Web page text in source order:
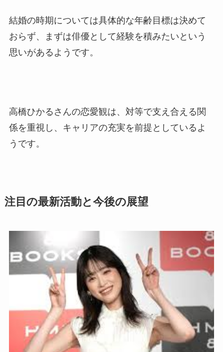
結婚の時期については具体的な年齢目標は決めて
おらず、まずは俳優として経験を積みたいという
思いがあるようです。
高橋ひかるさんの恋愛観は、対等で支え合える関
係を重視し、キャリアの充実を前提としているよ
うです。
注目の最新活動と今後の展望